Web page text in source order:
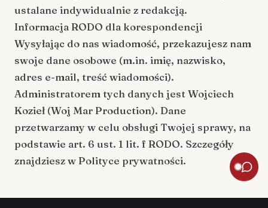
ustalane indywidualnie z redakcją.
Informacja RODO dla korespondencji
Wysyłając do nas wiadomość, przekazujesz nam
swoje dane osobowe (m.in. imię, nazwisko,
adres e-mail, treść wiadomości).
Administratorem tych danych jest Wojciech
Kozieł (Woj Mar Production). Dane
przetwarzamy w celu obsługi Twojej sprawy, na
podstawie art. 6 ust. 1 lit. f RODO. Szczegóły
znajdziesz w Polityce prywatności.